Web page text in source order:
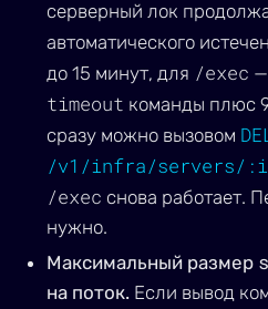
серверный лок
автоматического
до 15 минут, для /exec
timeout команды плюс
сразу можно вызовом
/v1/infra/servers/
/exec снова работает.
нужно.
Максимальный размер
на поток. Если вывод